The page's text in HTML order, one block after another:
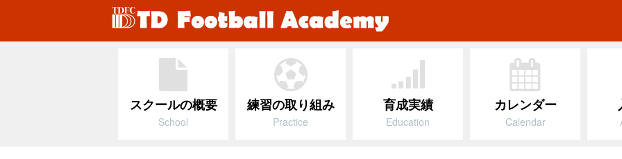
スクールの概要
School
練習の取り組み
Practice
育成実績
Education
カレンダー
Calendar